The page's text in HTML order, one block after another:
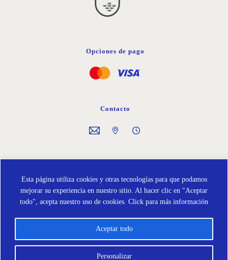
Esta página utiliza cookies y otras tecnologías para que podamos
mejorar su experiencia en nuestro sitio. Al hacer clic en "Aceptar
todo", acepta nuestro uso de cookies. Click para más información
Personalizar
Aceptar todo
Opciones de pago
Contacto
Protección de Datos
Términos y condiciones